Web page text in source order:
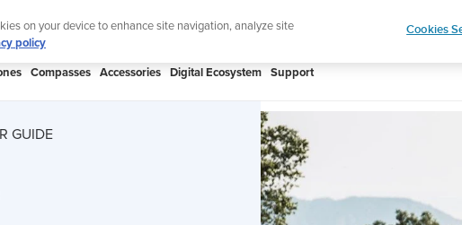
Lightweight sports watch designed for runners Shop
Compasses Accessories Digital Ecosystem Support
GUIDE
on your device to enhance site navigation, analyze site
policy
Cookies